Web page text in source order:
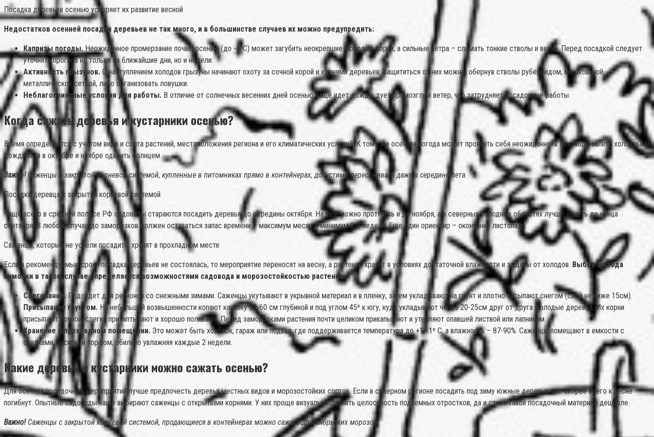
Посадка деревьев осенью ускоряет их развитие весной
Недостатков осенней посадки деревьев не так много, и в большинстве случаев их можно предупредить:
Капризы погоды.Неожиданное промерзание почвы осенью (до -4°С) может загубить неокрепшие молодые корни, а сильные ветра – сломать тонкие стволы и ветки. Перед посадкой следует
уточнять прогноз не только на ближайшие дни, но и недели.
Активность грызунов. С наступлением холодов грызуны начинают охоту за сочной корой и корнями деревьев. Защититься от них можно, обернув стволы рубероидом, мешковиной,
металлической сеткой, либо организовать ловушки.
Неблагоприятные условия для работы. В отличие от солнечных весенних дней осенью чаще идет дождь, дует промозглый ветер, что затрудняет посадочные работы.
Когда сажать деревья и кустарники осенью?
Время определяется с учетом вида и сорта растений, местоположения региона и его климатических условий. К тому же осенняя погода может проявить себя неожиданно: в сентябре залить холодными
дождями, а в октябре и ноябре одарить солнцем.
Важно! Саженцы с закрытой корневой системой, купленные в питомниках прямо в контейнерах, допустимо пересаживать даже в середине лета.
Посадка деревца с закрытой корневой системой
Чаще всего в средней полосе РФ садоводы стараются посадить деревья до середины октября. На юге можно протянуть и до ноября, а в северных холодных областях лучше успеть до конца
сентября. В любом случае до заморозков должен оставаться запас времени – максимум месяц и минимум 2-3 недели. Еще один ориентир – окончание листопада.
Саженцы, которые не успели посадить, хранят в прохладном месте
Если в рекомендуемые сроки посадка деревьев не состоялась, то мероприятие переносят на весну, а растение хранят в условиях достаточной влажности и защиты от холодов. Выбор метода
зимовки в таком случае определяется возможностями садовода и морозостойкостью растения:
Снегование.Подойдет для регионов со снежными зимами. Саженцы укутывают в укрывной материал и в пленку, затем укладывают на грунт и плотно засыпают снегом (слой не ниже 15см).
Присыпание грунтом. На небольшой возвышенности копают канавку 30-60 см глубиной и под углом 45º к югу, куда укладывают через 20-25см друг от друга молодые деревца. Их корни
присыпают почвой, слегка притаптывают и хорошо поливают. Перед заморозками растения почти целиком прикапывают и утепляют опавшей листвой или лапником.
Хранение в прохладном помещении. Это может быть хозблок, гараж или подвал, где поддерживается температура до +1/-1º С, а влажность – 87-90%. Саженцы помещают в емкости с
опилками, песком и торфом, обильно увлажняя каждые 2 недели.
Какие деревья и кустарники можно сажать осенью?
Для осенних посадочных мероприятий лучше предпочесть деревья местных видов и морозостойких сортов. Если в северном регионе посадить под зиму южные деревья, они скорее всего к весне
погибнут. Опытные садоводы чаще выбирают саженцы с открытыми корнями. У них проще визуально оценить целостность подземных отростков, да и стоит такой посадочный материал дешевле.
Важно! Саженцы с закрытой корневой системой, продающиеся в контейнерах можно сажать до ноябрьских морозов.